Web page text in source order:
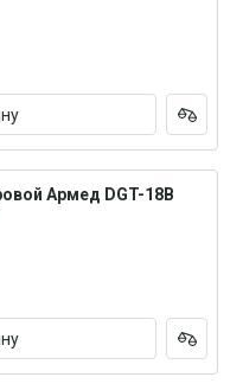
Армед DGT-18B